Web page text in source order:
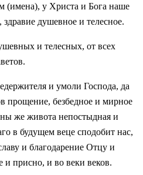
(имена), у Христа и Бога наше
душевное и телесное.
и телесных, от всех
и умоли Господа, да
прощение, безбедное и мирное
же живота непостыдная и
в будущем веце сподобит нас,
и благодарение Отцу и
присно, и во веки веков.